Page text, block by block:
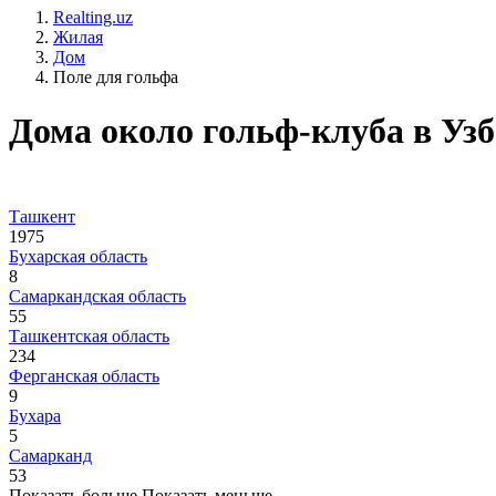
Realting.uz
Жилая
Дом
Поле для гольфа
Дома около гольф-клуба в
Ташкент
1975
Бухарская область
8
Самаркандская область
55
Ташкентская область
234
Ферганская область
9
Бухара
5
Самарканд
53